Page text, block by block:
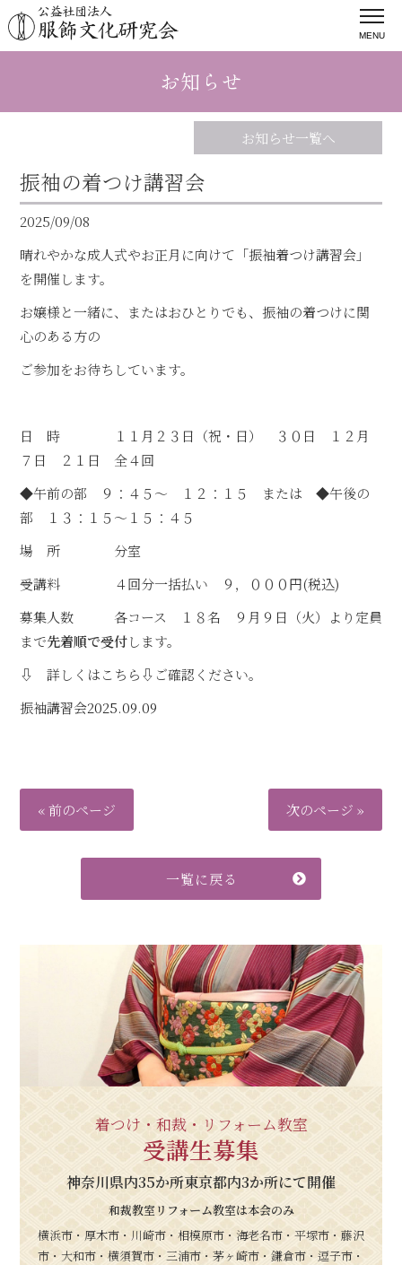
MENU
お知らせ
お知らせ一覧へ
振袖の着つけ講習会
2025/09/08
晴れやかな成人式やお正月に向けて「振袖着つけ講習会」
を開催します。
お嬢様と一緒に、またはおひとりでも、振袖の着つけに関
心のある方の
ご参加をお待ちしています。
日 時 １１月２３日（祝・日） ３０日 １２月
７日 ２１日 全４回
◆午前の部 ９：４５～ １２：１５ または ◆午後の
部 １３：１５～１５：４５
場 所 分室
受講料 ４回分一括払い ９，０００円(税込)
募集人数 各コース １８名 ９月９日（火）より定員
まで先着順で受付します。
⇩ 詳しくはこちら⇩ご確認ください。
振袖講習会2025.09.09
« 前のページ 次のページ »
一覧に戻る
着つけ・和裁・リフォーム教室
受講生募集
神奈川県内35か所東京都内3か所にて開催
和裁教室リフォーム教室は本会のみ
横浜市・厚木市・川崎市・相模原市・海老名市・平塚市・藤沢
市・大和市・横須賀市・三浦市・茅ヶ崎市・鎌倉市・逗子市・